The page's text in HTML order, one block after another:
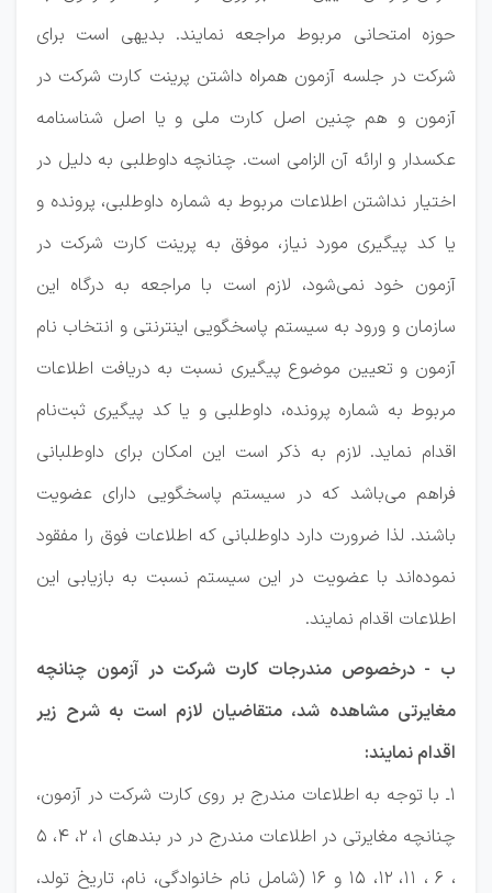
حوزه امتحانی مربوط مراجعه نمایند. بدیهی است برای
شرکت در جلسه آزمون همراه داشتن پرینت کارت شرکت در
آزمون و هم چنین اصل کارت ملی و یا اصل شناسنامه
عکسدار و ارائه آن الزامی است. چنانچه داوطلبی به دلیل در
اختیار نداشتن اطلاعات مربوط به شماره داوطلبی، پرونده و
یا کد پیگیری مورد نیاز، موفق به پرینت کارت شرکت در
آزمون خود نمی‌شود، لازم است با مراجعه به درگاه این
سازمان و ورود به سیستم پاسخگویی اینترنتی و انتخاب نام
آزمون و تعیین موضوع پیگیری نسبت به دریافت اطلاعات
مربوط به شماره پرونده، داوطلبی و یا کد پیگیری ثبت‌نام
اقدام نماید. لازم به ذکر است این امکان برای داوطلبانی
فراهم می‌باشد که در سیستم پاسخگویی دارای عضویت
باشند. لذا ضرورت دارد داوطلبانی که اطلاعات فوق را مفقود
نموده‌اند با عضویت در این سیستم نسبت به بازیابی این
اطلاعات اقدام نمایند.
ب - درخصوص مندرجات کارت شرکت در آزمون چنانچه
مغایرتی مشاهده شد، متقاضیان لازم است به شرح زیر
اقدام نمایند:
1ـ با توجه به اطلاعات مندرج بر روی کارت شرکت در آزمون،
چنانچه مغایرتی در اطلاعات مندرج در در بندهای 1، 2، 4، 5
، 6 ، 11، 12، 15 و 16 (شامل نام خانوادگی، نام، تاریخ تولد،